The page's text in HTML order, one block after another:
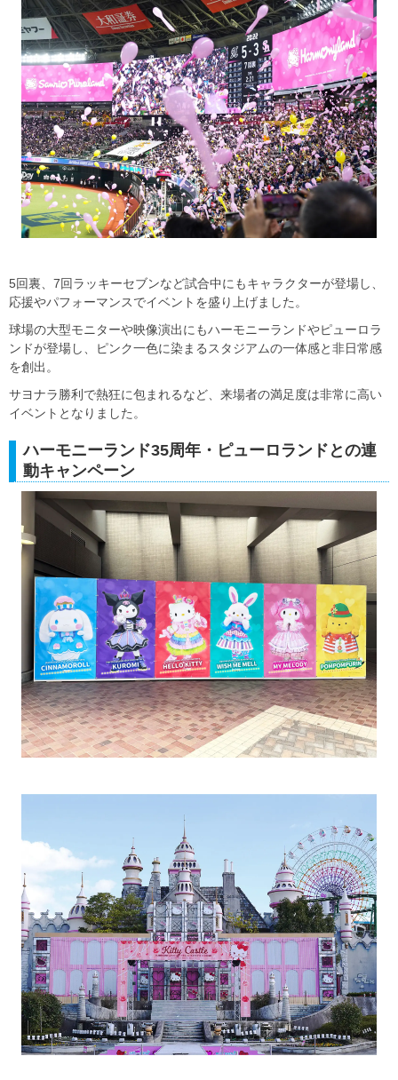
5回裏、7回ラッキーセブンなど試合中にもキャラクターが登場し、
応援やパフォーマンスでイベントを盛り上げました。
球場の大型モニターや映像演出にもハーモニーランドやピューロラ
ンドが登場し、ピンク一色に染まるスタジアムの一体感と非日常感
を創出。
サヨナラ勝利で熱狂に包まれるなど、来場者の満足度は非常に高い
イベントとなりました。
ハーモニーランド35周年・ピューロランドとの連
動キャンペーン